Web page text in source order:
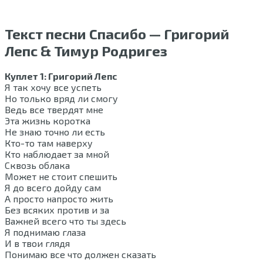
Текст песни Спасибо — Григорий
Лепс & Тимур Родригез
Куплет 1: Григорий Лепс
Я так хочу все успеть
Но только вряд ли смогу
Ведь все твердят мне
Эта жизнь коротка
Не знаю точно ли есть
Кто-то там наверху
Кто наблюдает за мной
Сквозь облака
Может не стоит спешить
Я до всего дойду сам
А просто напросто жить
Без всяких против и за
Важней всего что ты здесь
Я поднимаю глаза
И в твои глядя
Понимаю все что должен сказать